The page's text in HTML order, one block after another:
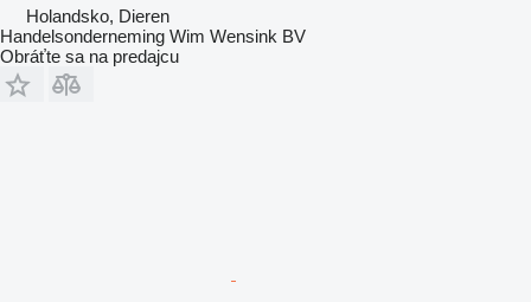
Holandsko, Dieren
Handelsonderneming Wim Wensink BV
Obráťte sa na predajcu